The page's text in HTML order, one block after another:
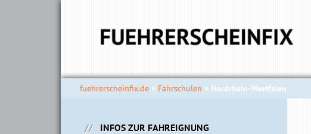
fuehrerscheinfix.de Fahrschulen Nordrhein-Westfalen
INFOS ZUR FAHREIGNUNG